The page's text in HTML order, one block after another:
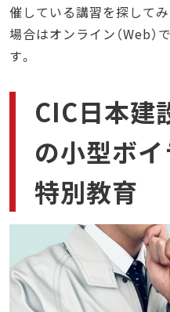
催している講習を探して
場合はオンライン（Web
す。
CIC日本建
の小型ボ
特別教育